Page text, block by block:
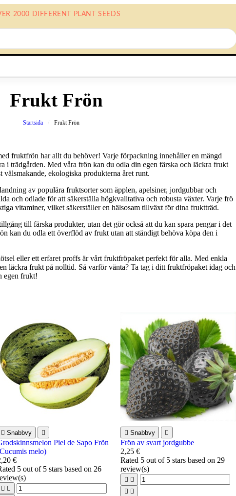
2000 DIFFERENT PLANT SEEDS
Frukt Frön
Startsida Frukt Frön
fruktfrön har allt du behöver! Varje förpackning innehåller en mängd
i trädgården. Med våra frön kan du odla din egen färska och läckra frukt
ekologiska produkterna året runt.
av populära fruktsorter som äpplen, apelsiner, jordgubbar och
och odlade för att säkerställa högkvalitativa och robusta växter. Varje frö
vitaminer, vilket säkerställer en hälsosam tillväxt för dina fruktträd.
till färska produkter, utan det gör också att du kan spara pengar i det
kan du odla ett överflöd av frukt utan att ständigt behöva köpa den i
eller ett erfaret proffs är vårt fruktfröpaket perfekt för alla. Med enkla
läckra frukt på nolltid. Så varför vänta? Ta tag i ditt fruktfröpaket idag och
egen frukt!
 Snabbvy 
Piel de Sapo Frön
melo)
€
5out of 5 stars based on 26
 
 Snabbvy 
Frön av svart jordgubbe
2,25 €
Rated 5 out of 5 stars based on 29
review(s)
 
 